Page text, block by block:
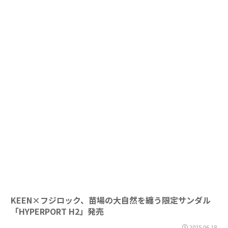
KEEN×フジロック、苗場の大自然を纏う限定サンダル
「HYPERPORT H2」発売